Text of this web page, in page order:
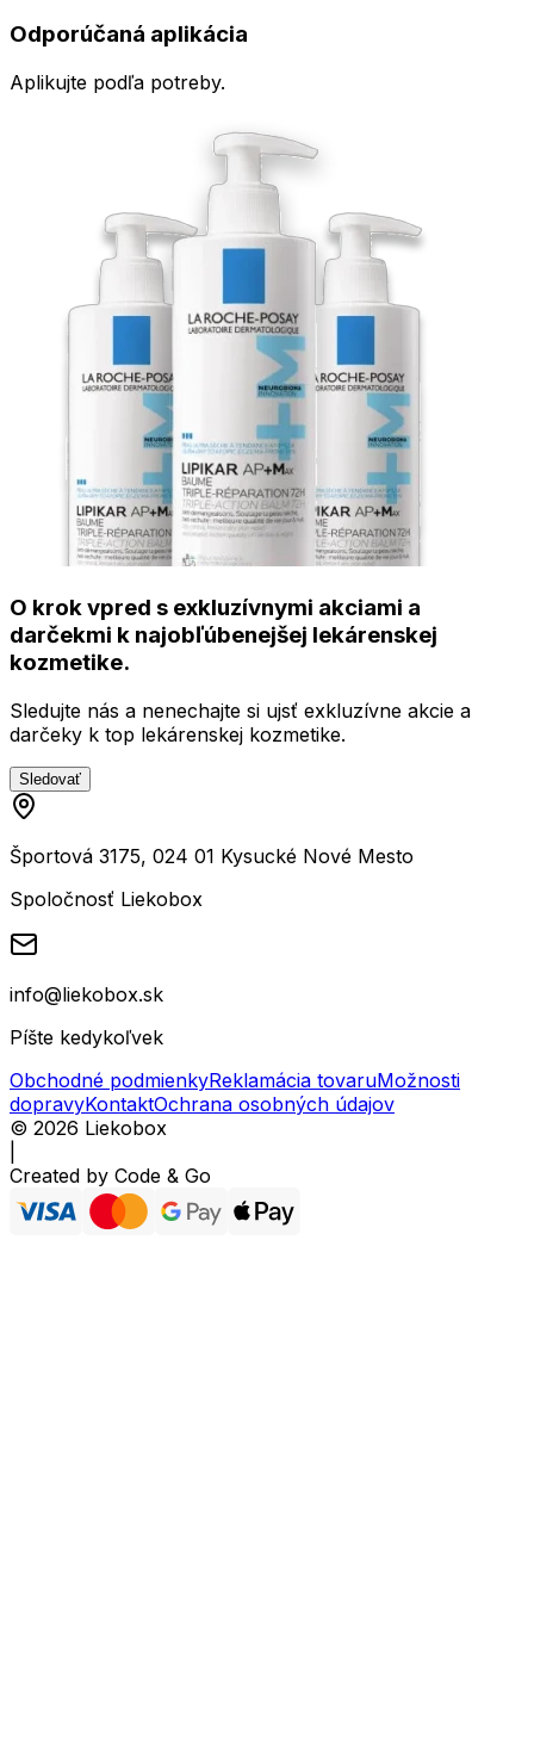
Odporúčaná aplikácia
Aplikujte podľa potreby.
O krok vpred s exkluzívnymi akciami a
darčekmi k najobľúbenejšej lekárenskej
kozmetike.
Sledujte nás a nenechajte si ujsť exkluzívne akcie a
darčeky k top lekárenskej kozmetike.
Sledovať
Športová 3175, 024 01 Kysucké Nové Mesto
Spoločnosť Liekobox
info@liekobox.sk
Píšte kedykoľvek
Obchodné podmienkyReklamácia tovaruMožnosti
dopravyKontaktOchrana osobných údajov
© 2026 Liekobox
Created by Code & Go